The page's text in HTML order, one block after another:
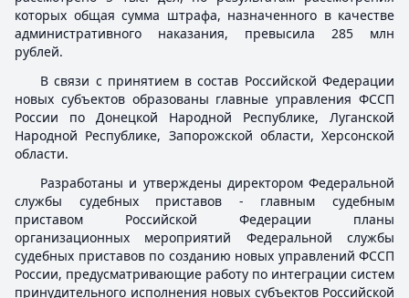
которых общая сумма штрафа, назначенного в качестве
административного наказания, превысила 285 млн
рублей.
В связи с принятием в состав Российской Федерации
новых субъектов образованы главные управления ФССП
России по Донецкой Народной Республике, Луганской
Народной Республике, Запорожской области, Херсонской
области.
Разработаны и утверждены директором Федеральной
службы судебных приставов - главным судебным
приставом Российской Федерации планы
организационных мероприятий Федеральной службы
судебных приставов по созданию новых управлений ФССП
России, предусматривающие работу по интеграции систем
принудительного исполнения новых субъектов Российской